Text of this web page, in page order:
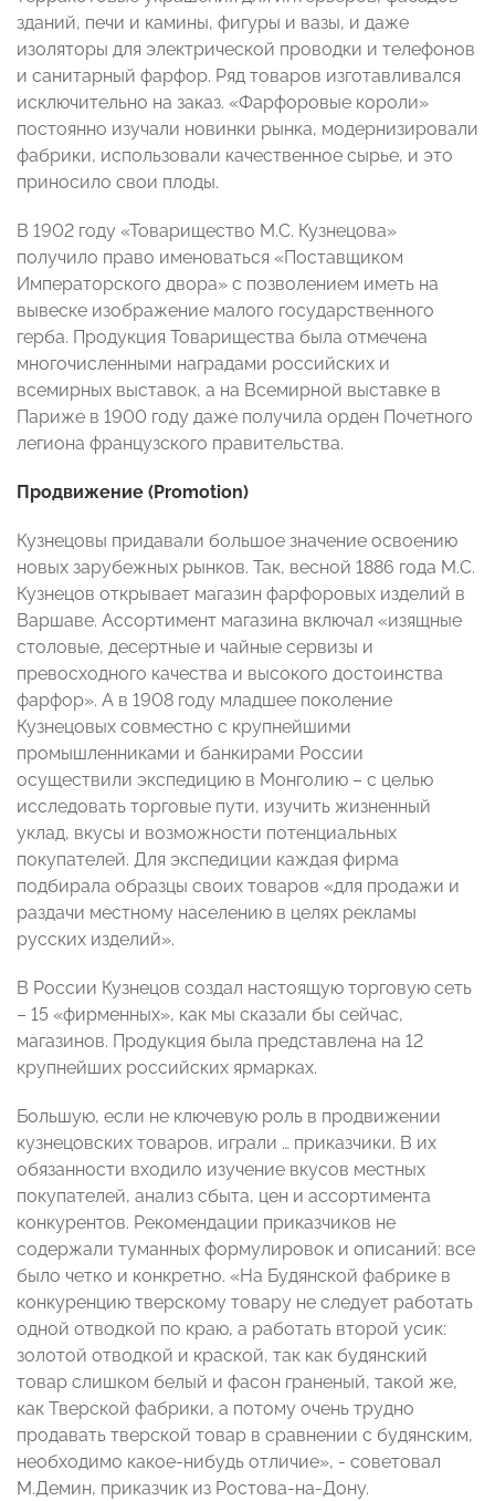
зданий, печи и камины, фигуры и вазы, и даже
изоляторы для электрической проводки и телефонов
и санитарный фарфор. Ряд товаров изготавливался
исключительно на заказ. «Фарфоровые короли»
постоянно изучали новинки рынка, модернизировали
фабрики, использовали качественное сырье, и это
приносило свои плоды.
В 1902 году «Товарищество М.С. Кузнецова»
получило право именоваться «Поставщиком
Императорского двора» с позволением иметь на
вывеске изображение малого государственного
герба. Продукция Товарищества была отмечена
многочисленными наградами российских и
всемирных выставок, а на Всемирной выставке в
Париже в 1900 году даже получила орден Почетного
легиона французского правительства.
Продвижение (Promotion)
Кузнецовы придавали большое значение освоению
новых зарубежных рынков. Так, весной 1886 года М.С.
Кузнецов открывает магазин фарфоровых изделий в
Варшаве. Ассортимент магазина включал «изящные
столовые, десертные и чайные сервизы и
превосходного качества и высокого достоинства
фарфор». А в 1908 году младшее поколение
Кузнецовых совместно с крупнейшими
промышленниками и банкирами России
осуществили экспедицию в Монголию – с целью
исследовать торговые пути, изучить жизненный
уклад, вкусы и возможности потенциальных
покупателей. Для экспедиции каждая фирма
подбирала образцы своих товаров «для продажи и
раздачи местному населению в целях рекламы
русских изделий».
В России Кузнецов создал настоящую торговую сеть
– 15 «фирменных», как мы сказали бы сейчас,
магазинов. Продукция была представлена на 12
крупнейших российских ярмарках.
Большую, если не ключевую роль в продвижении
кузнецовских товаров, играли … приказчики. В их
обязанности входило изучение вкусов местных
покупателей, анализ сбыта, цен и ассортимента
конкурентов. Рекомендации приказчиков не
содержали туманных формулировок и описаний: все
было четко и конкретно. «На Будянской фабрике в
конкуренцию тверскому товару не следует работать
одной отводкой по краю, а работать второй усик:
золотой отводкой и краской, так как будянский
товар слишком белый и фасон граненый, такой же,
как Тверской фабрики, а потому очень трудно
продавать тверской товар в сравнении с будянским,
необходимо какое-нибудь отличие», - советовал
М.Демин, приказчик из Ростова-на-Дону.